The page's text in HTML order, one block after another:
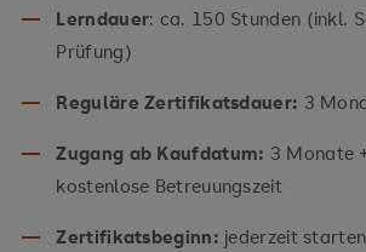
Lerndauer: ca. 150 Stunden (inkl.
Prüfung)
Reguläre Zertifikatsdauer: 3
Zugang ab Kaufdatum: 3 Monate
kostenlose Betreuungszeit
Zertifikatsbeginn: jederzeit starten